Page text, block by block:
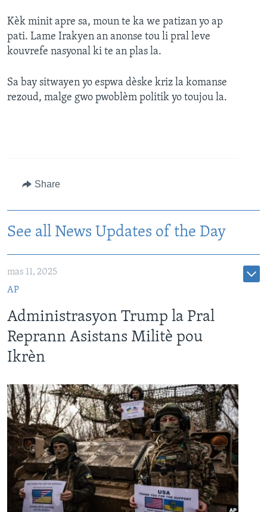
Kèk minit apre sa, moun te ka we patizan yo ap
pati. Lame Irakyen an anonse tou li pral leve
kouvrefe nasyonal ki te an plas la.
Sa bay sitwayen yo espwa dèske kriz la komanse
rezoud, malge gwo pwoblèm politik yo toujou la.
Share
See all News Updates of the Day
mas 11, 2025
AP
Administrasyon Trump la Pral
Reprann Asistans Militè pou
Ikrèn